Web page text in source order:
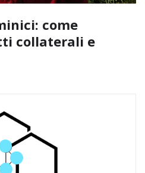
come
collaterali e